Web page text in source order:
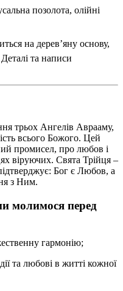
позолота, олійні
на дерев’яну основу,
та написи
трьох Ангелів Аврааму,
всього Божого. Цей
промисел, про любов і
віруючих. Свята Трійця –
Бог є Любов, а
з Ним.
молимося перед
гармонію;
та любові в житті кожної